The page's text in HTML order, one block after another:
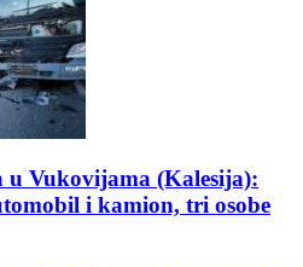
u Vukovijama (Kalesija):
i kamion, tri osobe